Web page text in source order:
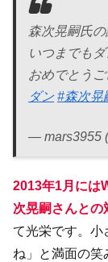
森次晃嗣氏
いつまでも
おめでとうご
ダン #森次晃
— mars3955
2013年1月には
次晃嗣さんとの
て光栄です。小
ね」と満面の笑